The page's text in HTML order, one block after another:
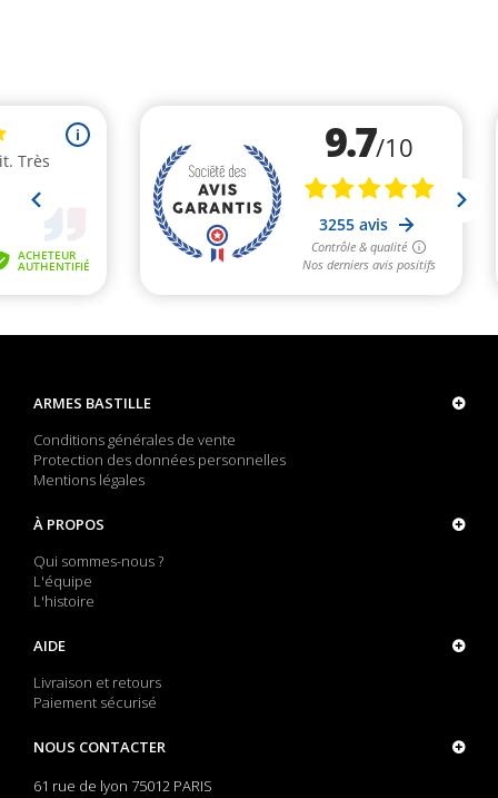
ARMES BASTILLE
Conditions générales de vente
Protection des données personnelles
Mentions légales
À PROPOS
Qui sommes-nous ?
L'équipe
L'histoire
AIDE
Livraison et retours
Paiement sécurisé
NOUS CONTACTER
61 rue de lyon 75012 PARIS